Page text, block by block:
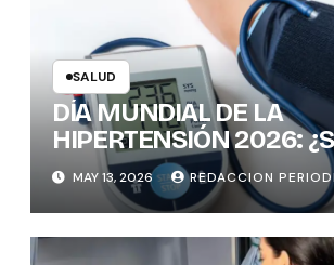
FUMIGADAS EN LA
FRONTERIZA
SALUD
DÍA MUNDIAL DE LA
HIPERTENSIÓN 2026:
CORRECTAMENTE LA
ARTERIAL? CLAVES
ERRORES
MAY 13, 2026 REDACCION